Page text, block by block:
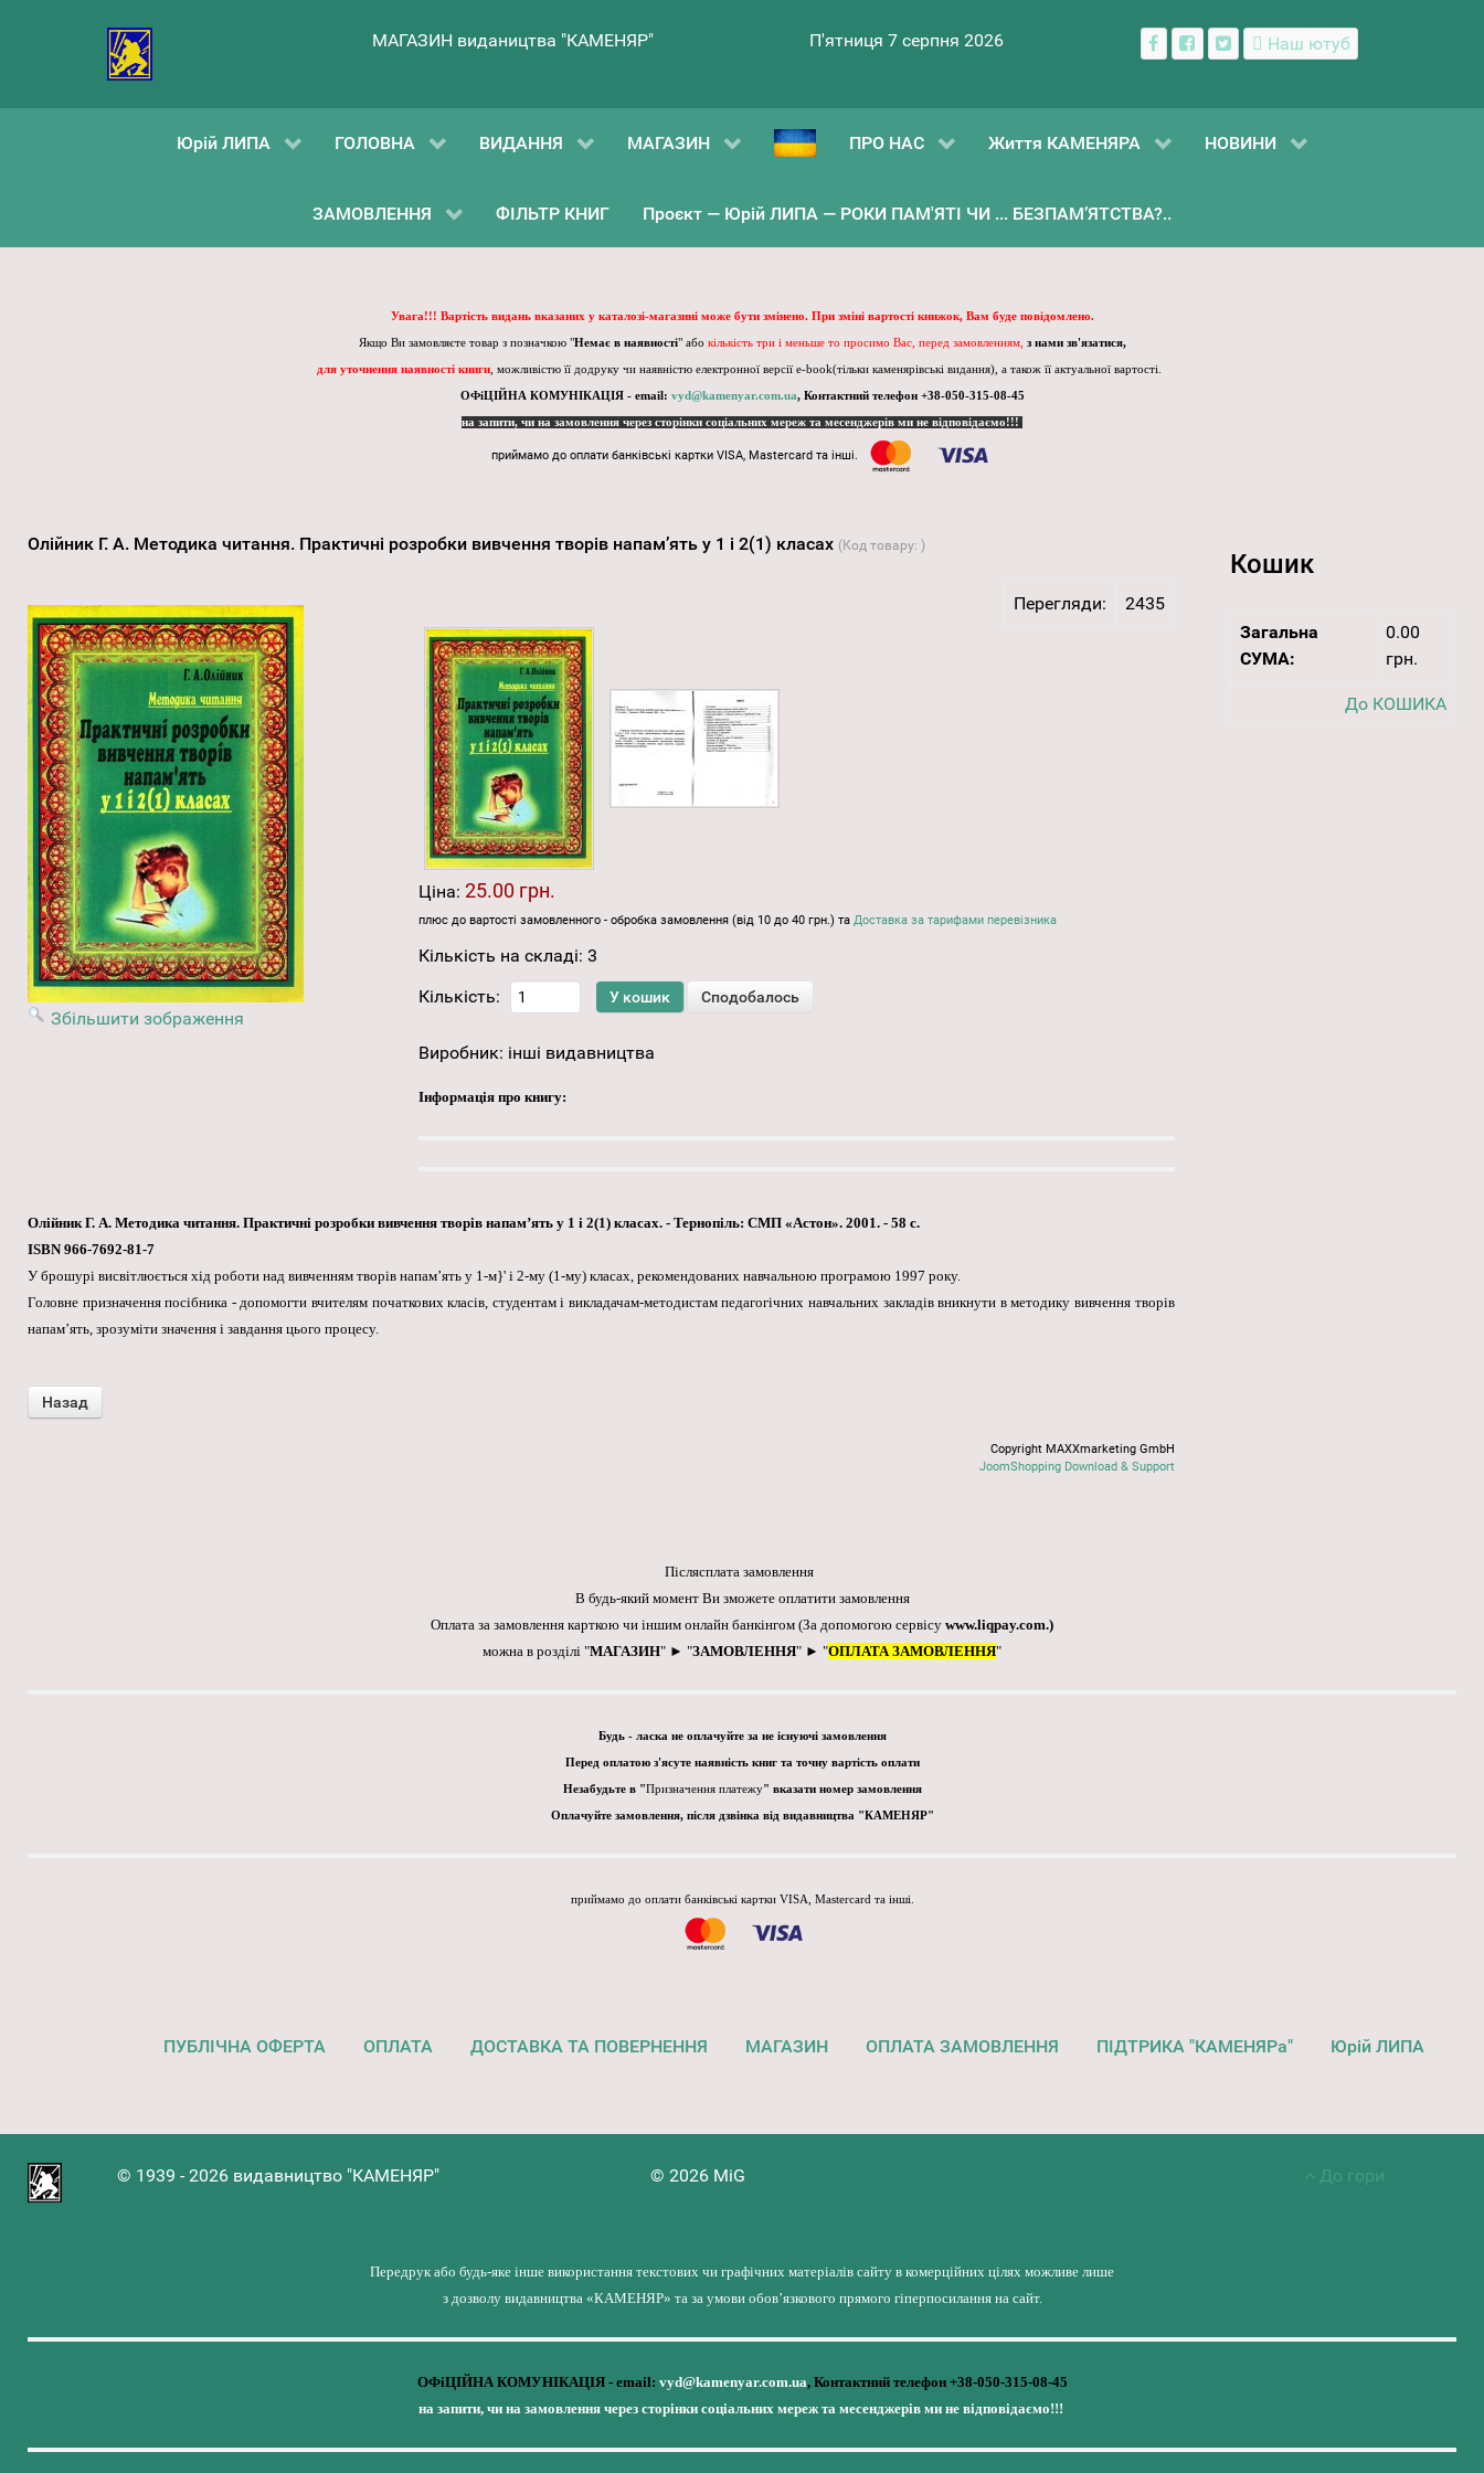
МАГАЗИН видаництва "КАМЕНЯР" П'ятниця 7 серпня 2026 Наш ютуб
Юрій ЛИПА ГОЛОВНА ВИДАННЯ МАГАЗИН ПРО НАС Життя КАМЕНЯРА НОВИНИ
ЗАМОВЛЕННЯ ФІЛЬТР КНИГ Проєкт — Юрій ЛИПА — РОКИ ПАМ'ЯТІ ЧИ ... БЕЗПАМ’ЯТСТВА?..
Увага!!! Вартість видань вказаних у каталозі-магазині може бути змінено. При зміні вартості книжок, Вам буде повідомлено.
Якщо Ви замовляєте товар з позначкою "Немає в наявності" або кількість три і меньше то просимо Вас, перед замовленням, з нами зв'язатися,
для уточнення наявності книги, можливістю її додруку чи наявністю електронної версії e-book(тільки каменярівські видання), а також її актуальної вартості.
ОФіЦІЙНА КОМУНІКАЦІЯ - email: vyd@kamenyar.com.ua, Контактний телефон +38-050-315-08-45
на запити, чи на замовлення через сторінки соціальних мереж та месенджерів ми не відповідаємо!!!
приймамо до оплати банківські картки VISA, Mastercard та інші.
Олійник Г. А. Методика читання. Практичні розробки вивчення творів напам’ять у 1 і 2(1) класах (Код товару: )
Перегляди: 2435
Збільшити зображення
Ціна: 25.00 грн.
плюс до вартості замовленного - обробка замовлення (від 10 до 40 грн.) та Доставка за тарифами перевізника
Кількість на складі: 3
Кількість:
Виробник: інші видавництва
Інформація про книгу:
Олійник Г. А. Методика читання. Практичні розробки вивчення творів напам’ять у 1 і 2(1) класах. - Тернопіль: СМП «Астон». 2001. - 58 с.
ISBN 966-7692-81-7
У брошурі висвітлюється хід роботи над вивченням творів напам’ять у 1-м}' і 2-му (1-му) класах, рекомендованих навчальною програмою 1997 року.
Головне призначення посібника - допомогти вчителям початкових класів, студентам і викладачам-методистам педагогічних навчальних закладів вникнути в методику вивчення творів
напам’ять, зрозуміти значення і завдання цього процесу.
Copyright MAXXmarketing GmbH
JoomShopping Download & Support
Кошик
Загальна
СУМА:
0.00
грн.
До КОШИКА
Післясплата замовлення
В будь-який момент Ви зможете оплатити замовлення
Оплата за замовлення карткою чи іншим онлайн банкінгом (За допомогою сервісу www.liqpay.com.)
можна в розділі "МАГАЗИН" ► "ЗАМОВЛЕННЯ" ► "ОПЛАТА ЗАМОВЛЕННЯ"
Будь - ласка не оплачуйте за не існуючі замовлення
Перед оплатою з'ясуте наявність книг та точну вартість оплати
Незабудьте в "Призначення платежу" вказати номер замовлення
Оплачуйте замовлення, після дзвінка від видавництва "КАМЕНЯР"
приймамо до оплати банківські картки VISA, Mastercard та інші.
ПУБЛІЧНА ОФЕРТА ОПЛАТА ДОСТАВКА ТА ПОВЕРНЕННЯ МАГАЗИН ОПЛАТА ЗАМОВЛЕННЯ ПІДТРИКА "КАМЕНЯРа" Юрій ЛИПА
© 1939 - 2026 видавництво "КАМЕНЯР" © 2026 MiG До гори
Передрук або будь-яке інше використання текстових чи графічних матеріалів сайту в комерційних цілях можливе лише
з дозволу видавництва «КАМЕНЯР» та за умови обов’язкового прямого гіперпосилання на сайт.
ОФіЦІЙНА КОМУНІКАЦІЯ - email: vyd@kamenyar.com.ua, Контактний телефон +38-050-315-08-45
на запити, чи на замовлення через сторінки соціальних мереж та месенджерів ми не відповідаємо!!!